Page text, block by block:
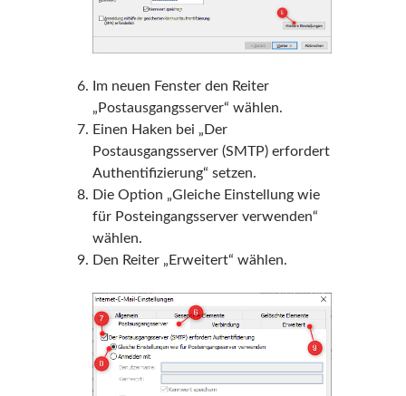
Im neuen Fenster den Reiter
„Postausgangsserver“ wählen.
Einen Haken bei „Der
Postausgangsserver (SMTP) erfordert
Authentifizierung“ setzen.
Die Option „Gleiche Einstellung wie
für Posteingangsserver verwenden“
wählen.
Den Reiter „Erweitert“ wählen.